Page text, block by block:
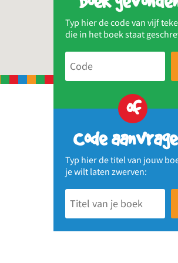
Typ hier de code van vijf
die in het boek staat
of
Code
Typ hier de titel van jouw
je wilt laten zwerven: